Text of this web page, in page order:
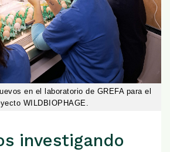
en el laboratorio de GREFA para el
WILDBIOPHAGE.
investigando